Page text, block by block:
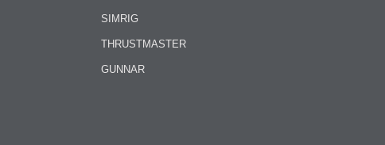
SIMRIG
THRUSTMASTER
GUNNAR